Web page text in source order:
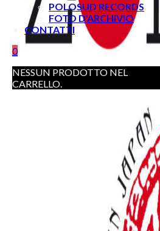
POLOSUD RECORDS
FOTO D’ARCHIVIO
CONTATTI
0
NESSUN PRODOTTO NEL
CARRELLO.